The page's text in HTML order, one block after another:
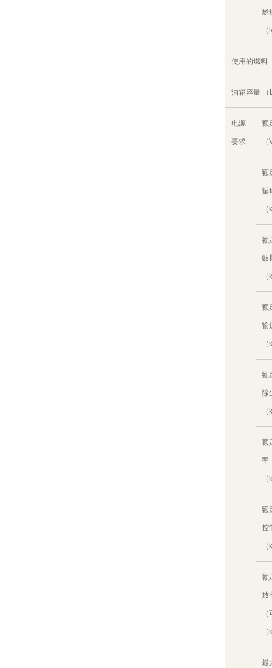
燃
使用的燃料
油箱容量 （
电源
要求
额
额
循
额
鼓
额
输
额
除
额
率
额
控
额
放
最